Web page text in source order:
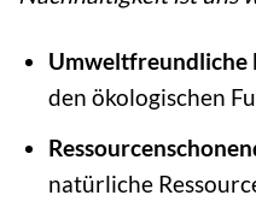
Umweltfreundliche
den ökologischen
natürliche